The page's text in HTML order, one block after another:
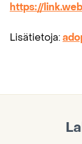
https://
Lisätietoja: